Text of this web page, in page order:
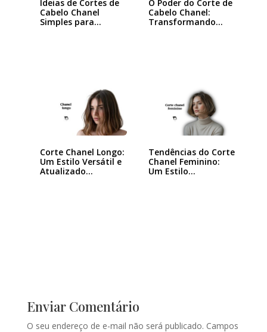
Ideias de Cortes de
Cabelo Chanel
Simples para…
O Poder do Corte de
Cabelo Chanel:
Transformando
Corte Chanel Longo:
Um Estilo Versátil e
Atualizado…
Tendências do Corte
Chanel Feminino:
Um Estilo…
Enviar Comentário
O seu endereço de e-mail não será publicado. Campos